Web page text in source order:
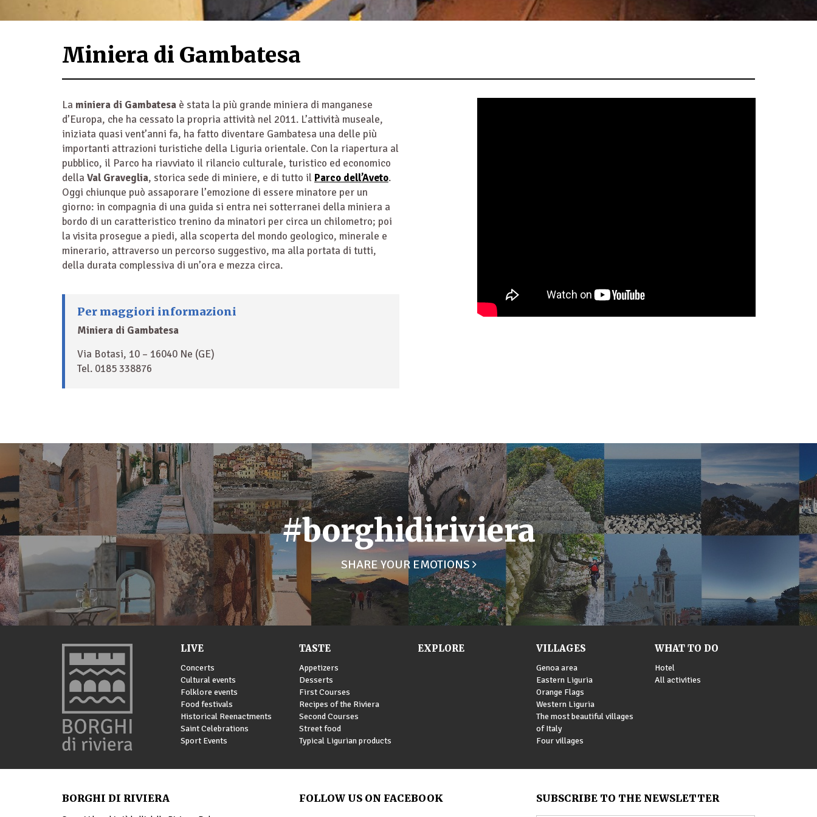
Miniera di Gambatesa
La miniera di Gambatesa è stata la più grande miniera di manganese
d’Europa, che ha cessato la propria attività nel 2011. L’attività museale,
iniziata quasi vent’anni fa, ha fatto diventare Gambatesa una delle più
importanti attrazioni turistiche della Liguria orientale. Con la riapertura al
pubblico, il Parco ha riavviato il rilancio culturale, turistico ed economico
della Val Graveglia, storica sede di miniere, e di tutto il Parco dell’Aveto.
Oggi chiunque può assaporare l’emozione di essere minatore per un
giorno: in compagnia di una guida si entra nei sotterranei della miniera a
bordo di un caratteristico trenino da minatori per circa un chilometro; poi
la visita prosegue a piedi, alla scoperta del mondo geologico, minerale e
minerario, attraverso un percorso suggestivo, ma alla portata di tutti,
della durata complessiva di un’ora e mezza circa.
Per maggiori informazioni
Miniera di Gambatesa
Via Botasi, 10 – 16040 Ne (GE)
Tel. 0185 338876
#borghidiriviera
SHARE YOUR EMOTIONS
LIVE
Concerts
Cultural events
Folklore events
Food festivals
Historical Reenactments
Saint Celebrations
Sport Events
TASTE
Appetizers
Desserts
First Courses
Recipes of the Riviera
Second Courses
Street food
Typical Ligurian products
EXPLORE VILLAGES
Genoa area
Eastern Liguria
Orange Flags
Western Liguria
The most beautiful villages
of Italy
Four villages
WHAT TO DO
Hotel
All activities
BORGHI DI RIVIERA FOLLOW US ON FACEBOOK SUBSCRIBE TO THE NEWSLETTER